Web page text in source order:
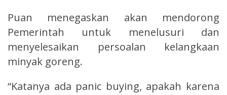
Puan menegaskan akan mendorong
Pemerintah untuk menelusuri dan
menyelesaikan persoalan kelangkaan
minyak goreng.
“Katanya ada panic buying, apakah karena